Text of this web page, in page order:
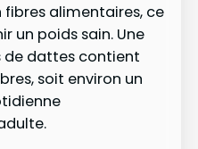
fibres alimentaires, ce
un poids sain. Une
de dattes contient
soit environ un